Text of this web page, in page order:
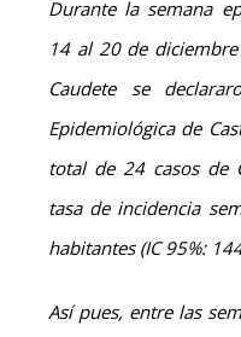
Durante la semana
14 al 20 de
Caudete se
Epidemiológica de
total de 24 casos de
tasa de incidencia
habitantes (IC 95%:
Así pues, entre las